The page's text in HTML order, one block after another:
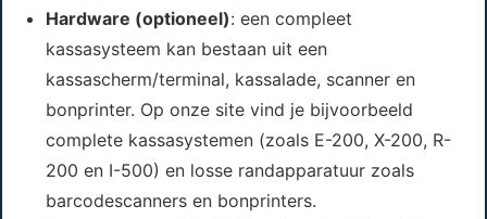
Hardware (optioneel): een compleet
kassasysteem kan bestaan uit een
kassascherm/terminal, kassalade, scanner en
bonprinter. Op onze site vind je bijvoorbeeld
complete kassasystemen (zoals E-200, X-200, R-
200 en I-500) en losse randapparatuur zoals
barcodescanners en bonprinters.